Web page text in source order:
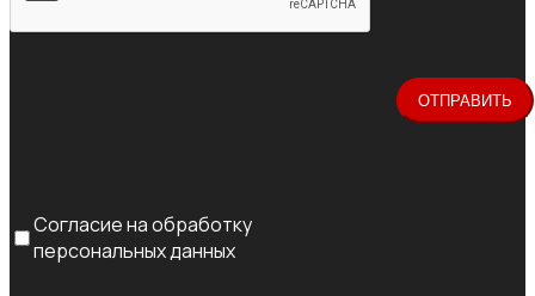
Согласие на обработку
персональных данных